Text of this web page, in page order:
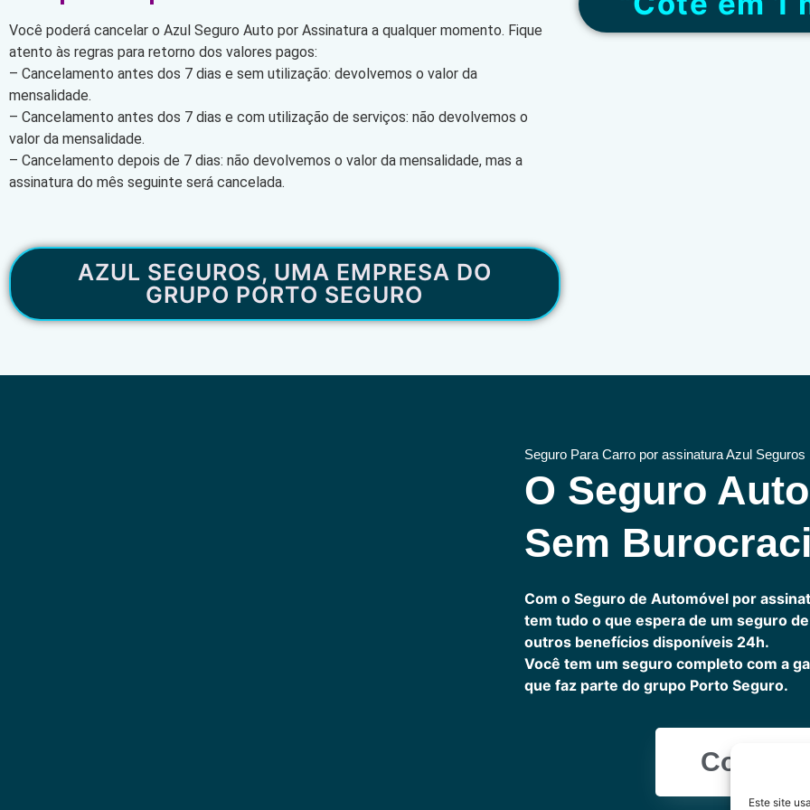
Este site
Você poderá cancelar o Azul Seguro Auto por Assinatura a qualquer momento. Fique
atento às regras para retorno dos valores pagos:
– Cancelamento antes dos 7 dias e sem utilização: devolvemos o valor da
mensalidade.
– Cancelamento antes dos 7 dias e com utilização de serviços: não devolvemos o
valor da mensalidade.
– Cancelamento depois de 7 dias: não devolvemos o valor da mensalidade, mas a
assinatura do mês seguinte será cancelada.
AZUL SEGUROS, UMA EMPRESA DO
GRUPO PORTO SEGURO
Seguro Para Carro por assinatura Azul Seguros
O Seguro
Sem
Com o Seguro de Automóvel por
tem tudo o que espera de um seguro
outros benefícios disponíveis 24h.
Você tem um seguro completo com a
que faz parte do grupo Porto Seguro.
Cote